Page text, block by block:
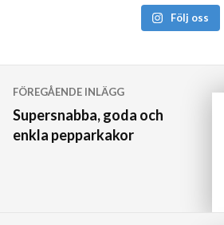
Följ oss
Inläggsnavigering
FÖREGÅENDE INLÄGG
Supersnabba, goda och
enkla pepparkakor